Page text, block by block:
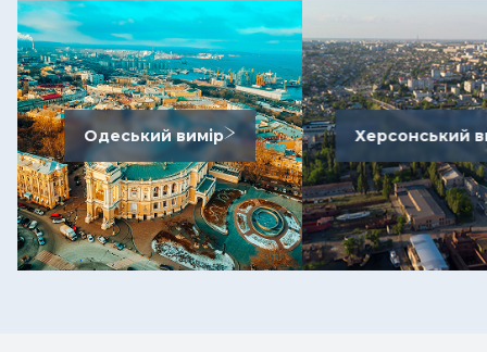
Одеський вимір Херсонський